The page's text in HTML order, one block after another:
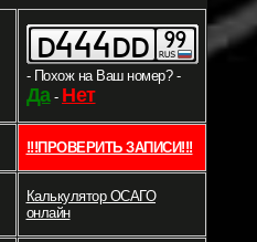
- Похож на Ваш номер? -
Да- Нет
!!!ПРОВЕРИТЬ ЗАПИСИ!!!
Калькулятор ОСАГО
онлайн